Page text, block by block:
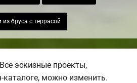
из бруса с террасой
эскизные проекты,
можно изменить.